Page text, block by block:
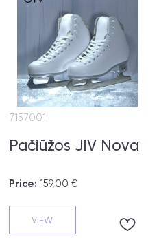
Pačiūžos JIV Nova
7157001
Price: 159,00 €
VIEW